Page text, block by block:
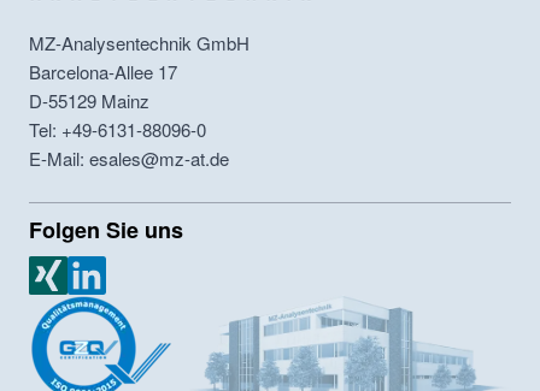
MZ-Analysentechnik GmbH
Barcelona-Allee 17
D-55129 Mainz
Tel: +49-6131-88096-0
E-Mail: esales@mz-at.de
Folgen Sie uns
MZ Analysentechnik Xing
MZ Analysentechnik LinkedIn